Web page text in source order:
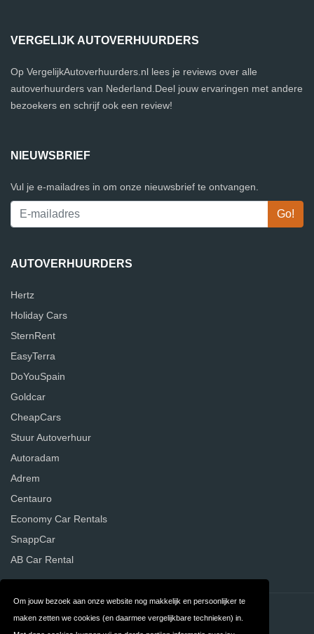
Om jouw bezoek aan onze website nog makkelijk en persoonlijker te
maken zetten we cookies (en daarmee vergelijkbare technieken) in.
VERGELIJK AUTOVERHUURDERS
Op VergelijkAutoverhuurders.nl lees je reviews over alle
autoverhuurders van Nederland.Deel jouw ervaringen met andere
bezoekers en schrijf ook een review!
NIEUWSBRIEF
Vul je e-mailadres in om onze nieuwsbrief te ontvangen.
AUTOVERHUURDERS
Hertz
Holiday Cars
SternRent
EasyTerra
DoYouSpain
Goldcar
CheapCars
Stuur Autoverhuur
Autoradam
Adrem
Centauro
Economy Car Rentals
SnappCar
AB Car Rental
Contact Privacy